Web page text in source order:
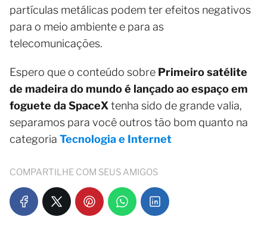
partículas metálicas podem ter efeitos negativos
para o meio ambiente e para as
telecomunicações.
Espero que o conteúdo sobre Primeiro satélite
de madeira do mundo é lançado ao espaço em
foguete da SpaceX tenha sido de grande valia,
separamos para você outros tão bom quanto na
categoria Tecnologia e Internet
COMPARTILHE COM SEUS AMIGOS